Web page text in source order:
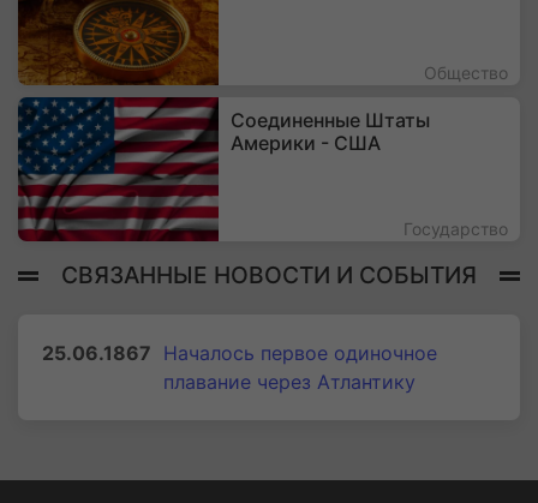
Общество
Соединенные Штаты
Америки - США
Государство
СВЯЗАННЫЕ НОВОСТИ И СОБЫТИЯ
25.06.1867 Началось первое одиночное
плавание через Атлантику